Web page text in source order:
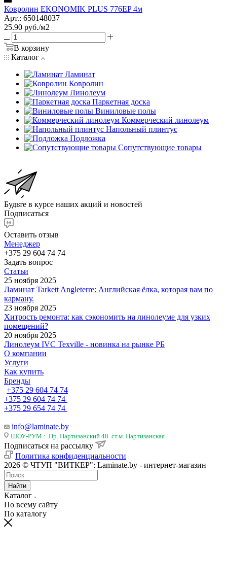
Ковролин EKONOMIK PLUS 776EP 4м
Арт.: 650148037
25.90 руб./м2
В корзину
Каталог
Ламинат
Ковролин
Линолеум
Паркетная доска
Виниловые полы
Коммерческий линолеум
Напольный плинтус
Подложка
Сопутствующие товары
Будьте в курсе наших акций и новостей
Подписаться
Оставить отзыв
Менеджер
+375 29 604 74 74
Задать вопрос
Статьи
25 ноября 2025
Ламинат Tarkett Angleterre: Английская ёлка, которая вам по
карману.
23 ноября 2025
Хитрость ремонта: как сэкономить на линолеуме для узких
помещений?
20 ноября 2025
Линолеум IVC Texville - новинка на рынке РБ
О компании
Услуги
Как купить
Бренды
+375 29 604 74 74
+375 29 604 74 74
+375 29 654 74 74
info@laminate.by
ШОУ-РУМ : Пр. Партизанский 48 ст.м. Партизанская
Подписаться на рассылку
Политика конфиденциальности
2026 © ЧТУП "ВИТКЕР": Laminate.by - интернет-магазин
Найти
Каталог
По всему сайту
По каталогу